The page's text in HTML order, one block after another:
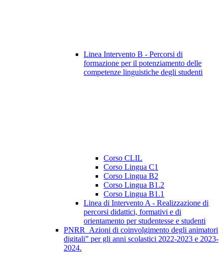
Linea Intervento B - Percorsi di
formazione per il potenziamento delle
competenze linguistiche degli studenti
Corso CLIL
Corso Lingua C1
Corso Lingua B2
Corso Lingua B1.2
Corso Lingua B1.1
Linea di Intervento A - Realizzazione di
percorsi didattici, formativi e di
orientamento per studentesse e studenti
PNRR_Azioni di coinvolgimento degli animatori
digitali” per gli anni scolastici 2022-2023 e 2023-
2024.